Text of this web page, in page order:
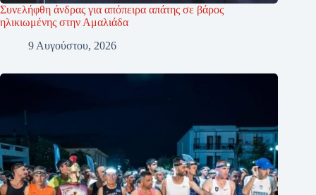
Συνελήφθη άνδρας για απόπειρα απάτης σε βάρος
ηλικιωμένης στην Αμαλιάδα
9 Αυγούστου, 2026